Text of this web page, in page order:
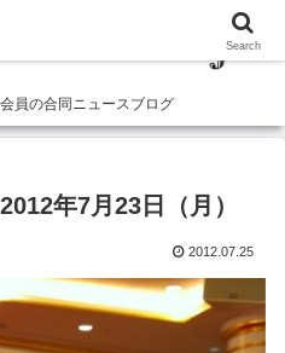
員の合同ニュースブログ
年7月23日（月）
2012.07.25
Search